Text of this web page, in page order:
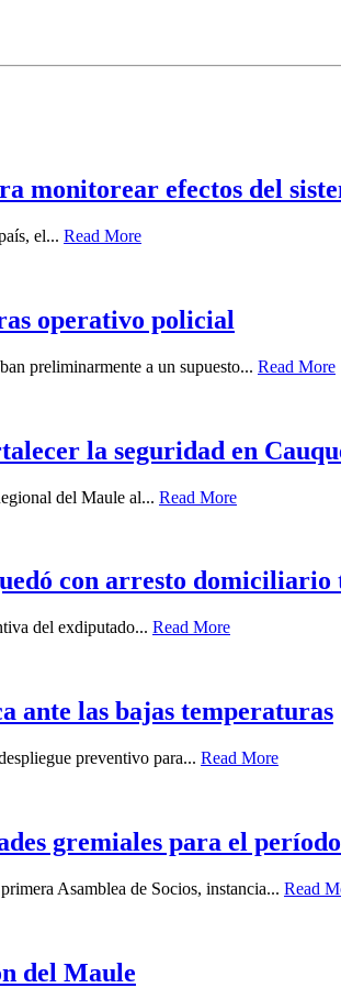
efectos del
el... Read More
operativo policial
preliminarmente a un supuesto... Read More
la seguridad en
del Maule al... Read More
con arresto domiciliario
del exdiputado... Read More
ante las bajas temperaturas
preventivo para... Read More
gremiales para el
Asamblea de Socios, instancia... Read
del Maule